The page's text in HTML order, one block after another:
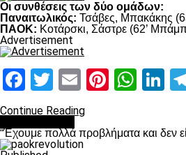
Οι συνθέσεις των δύο ομάδων:
Παναιτωλικός: Τσάβες, Μπακάκης
ΠΑΟΚ: Κοτάρσκι, Σάστρε (62’
Advertisement
Facebook
Twitter
Email
Continue Reading
“Έχουμε πολλά προβλήματα και δεν